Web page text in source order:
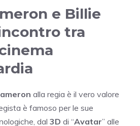
e Billie
tra
alla regia è il vero valore
è famoso per le sue
dal 3D di “Avatar” alle